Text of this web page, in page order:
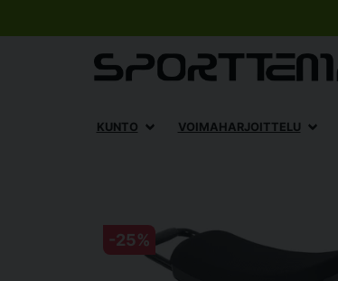
KUNTO VOIMAHARJOITTELU
-25%